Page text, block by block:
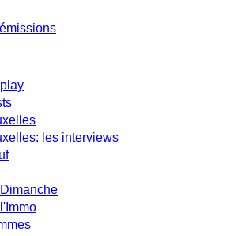
les interviews